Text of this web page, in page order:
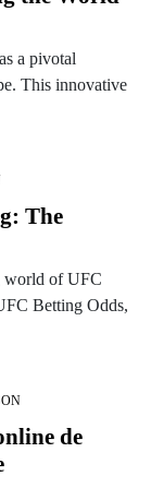
a pivotal
This innovative
The
world of UFC
Betting Odds,
de